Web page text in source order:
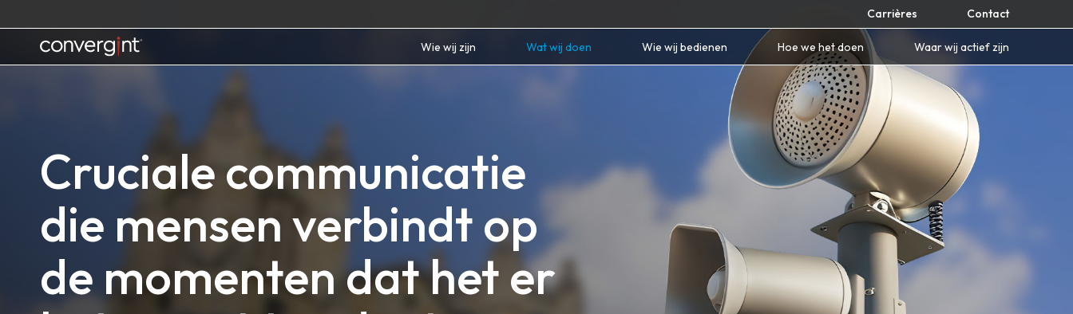
to
Carrières Contact
Home Wie wij zijn Wat wij doen Wie wij bedienen Hoe we het doen Waar wij actief zijn
Cruciale communicatie
die mensen verbindt op
de momenten dat het er